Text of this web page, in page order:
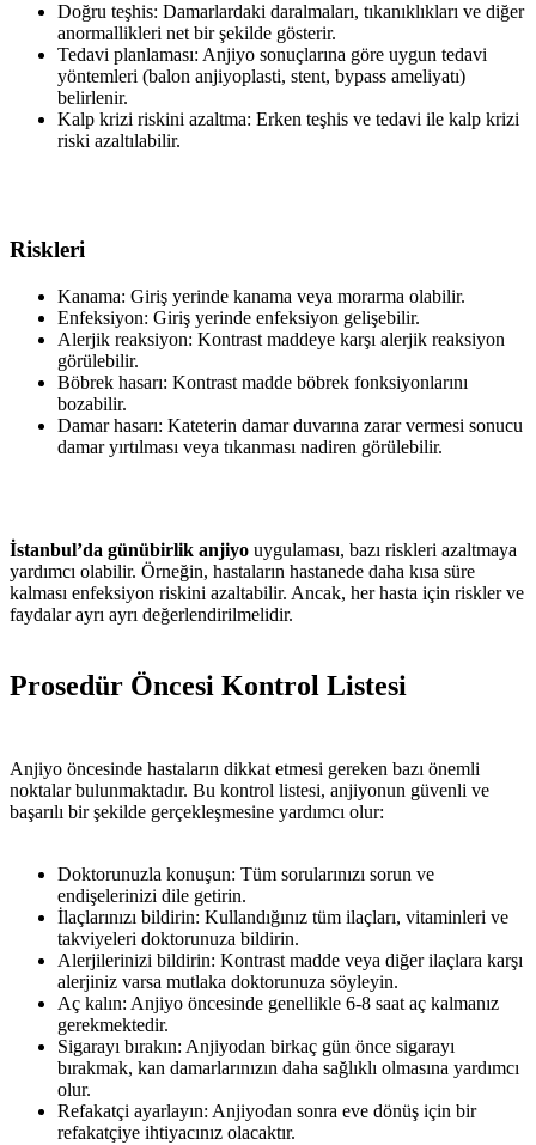
Doğru teşhis: Damarlardaki daralmaları, tıkanıklıkları ve diğer
anormallikleri net bir şekilde gösterir.
Tedavi planlaması: Anjiyo sonuçlarına göre uygun tedavi
yöntemleri (balon anjiyoplasti, stent, bypass ameliyatı)
belirlenir.
Kalp krizi riskini azaltma: Erken teşhis ve tedavi ile kalp krizi
riski azaltılabilir.
Riskleri
Kanama: Giriş yerinde kanama veya morarma olabilir.
Enfeksiyon: Giriş yerinde enfeksiyon gelişebilir.
Alerjik reaksiyon: Kontrast maddeye karşı alerjik reaksiyon
görülebilir.
Böbrek hasarı: Kontrast madde böbrek fonksiyonlarını
bozabilir.
Damar hasarı: Kateterin damar duvarına zarar vermesi sonucu
damar yırtılması veya tıkanması nadiren görülebilir.
İstanbul’da günübirlik anjiyo uygulaması, bazı riskleri azaltmaya
yardımcı olabilir. Örneğin, hastaların hastanede daha kısa süre
kalması enfeksiyon riskini azaltabilir. Ancak, her hasta için riskler ve
faydalar ayrı ayrı değerlendirilmelidir.
Prosedür Öncesi Kontrol Listesi
Anjiyo öncesinde hastaların dikkat etmesi gereken bazı önemli
noktalar bulunmaktadır. Bu kontrol listesi, anjiyonun güvenli ve
başarılı bir şekilde gerçekleşmesine yardımcı olur:
Doktorunuzla konuşun: Tüm sorularınızı sorun ve
endişelerinizi dile getirin.
İlaçlarınızı bildirin: Kullandığınız tüm ilaçları, vitaminleri ve
takviyeleri doktorunuza bildirin.
Alerjilerinizi bildirin: Kontrast madde veya diğer ilaçlara karşı
alerjiniz varsa mutlaka doktorunuza söyleyin.
Aç kalın: Anjiyo öncesinde genellikle 6-8 saat aç kalmanız
gerekmektedir.
Sigarayı bırakın: Anjiyodan birkaç gün önce sigarayı
bırakmak, kan damarlarınızın daha sağlıklı olmasına yardımcı
olur.
Refakatçi ayarlayın: Anjiyodan sonra eve dönüş için bir
refakatçiye ihtiyacınız olacaktır.